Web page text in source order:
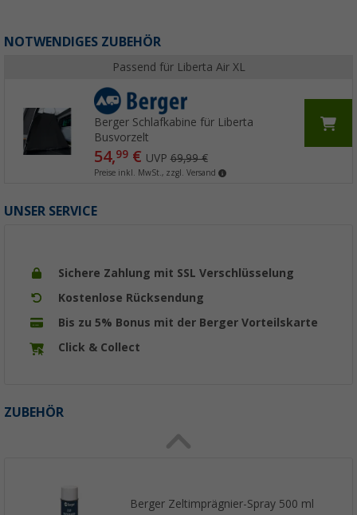
NOTWENDIGES ZUBEHÖR
Passend für Liberta Air XL
Berger Schlafkabine für Liberta
Busvorzelt
54,99€ UVP69,99 €
Preise inkl. MwSt., zzgl. Versand
UNSER SERVICE
Sichere Zahlung mit SSL Verschlüsselung
Kostenlose Rücksendung
Bis zu 5% Bonus mit der Berger Vorteilskarte
Click & Collect
ZUBEHÖR
Berger Zeltimprägnier-Spray 500 ml